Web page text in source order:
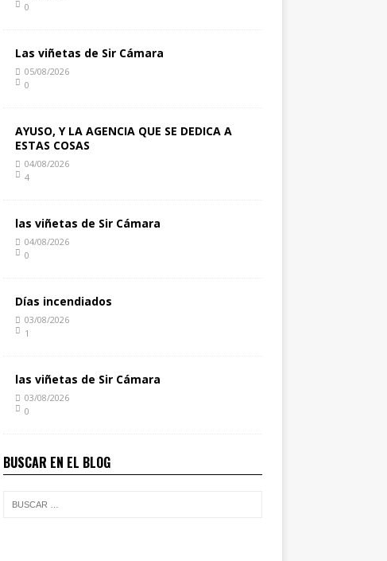
0
Las viñetas de Sir Cámara
05/08/2026
0
AYUSO, Y LA AGENCIA QUE SE DEDICA A
ESTAS COSAS
04/08/2026
4
las viñetas de Sir Cámara
04/08/2026
0
Días incendiados
03/08/2026
1
las viñetas de Sir Cámara
03/08/2026
0
BUSCAR EN EL BLOG